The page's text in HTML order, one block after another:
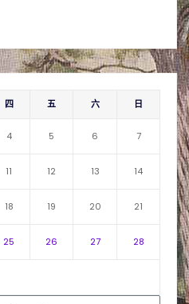
四 五 六 日
4 5 6 7
11 12 13 14
18 19 20 21
25 26 27 28